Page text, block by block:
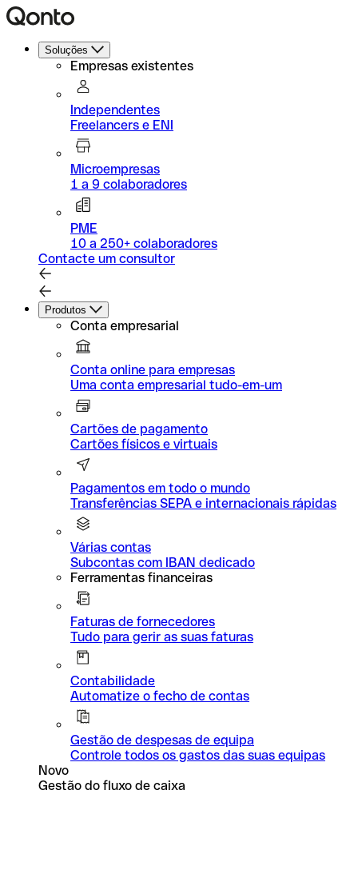
Soluções
Empresas existentes
Independentes
Freelancers e ENI
Microempresas
1 a 9 colaboradores
PME
10 a 250+ colaboradores
Contacte um consultor
Produtos
Conta empresarial
Conta online para empresas
Uma conta empresarial tudo-em-um
Cartões de pagamento
Cartões físicos e virtuais
Pagamentos em todo o mundo
Transferências SEPA e internacionais rápidas
Várias contas
Subcontas com IBAN dedicado
Ferramentas financeiras
Faturas de fornecedores
Tudo para gerir as suas faturas
Contabilidade
Automatize o fecho de contas
Gestão de despesas de equipa
Controle todos os gastos das suas equipas
Novo
Gestão do fluxo de caixa